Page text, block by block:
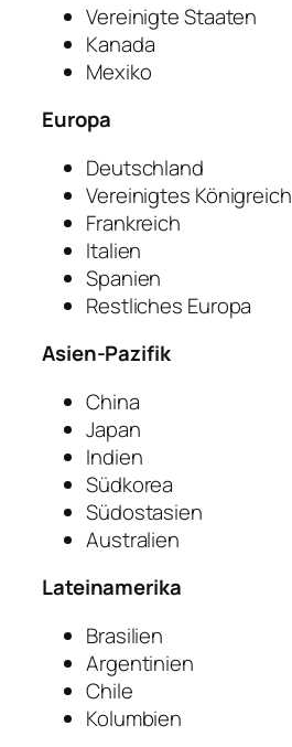
Vereinigte Staaten
Kanada
Mexiko
Europa
Deutschland
Vereinigtes Königreich
Frankreich
Italien
Spanien
Restliches Europa
Asien-Pazifik
China
Japan
Indien
Südkorea
Südostasien
Australien
Lateinamerika
Brasilien
Argentinien
Chile
Kolumbien